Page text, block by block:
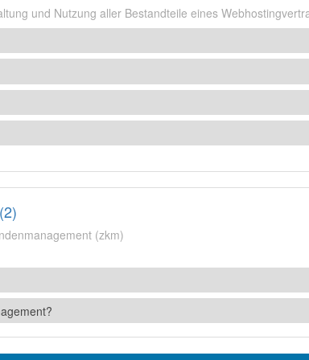
und Nutzung aller Bestandteile eines
(zkm)